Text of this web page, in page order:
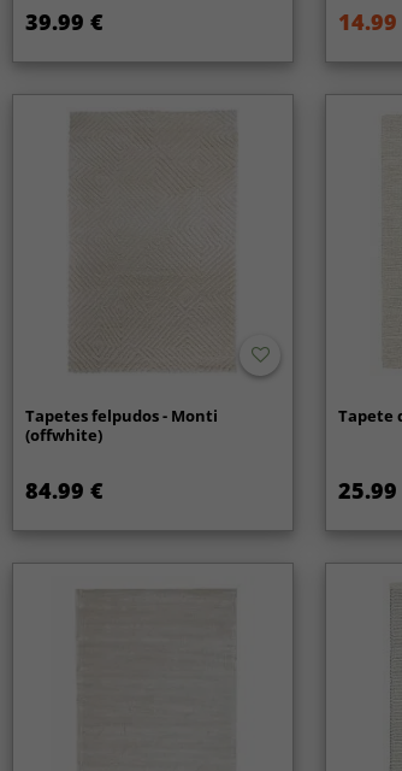
39.99 € 14.99
Tapetes felpudos - Monti
(offwhite)
84.99 €
Tapete
25.99